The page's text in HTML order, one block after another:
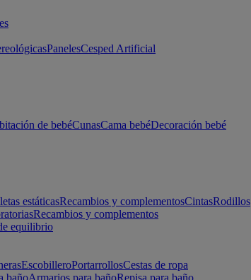
PanelesCesped Artificial
de bebéCunasCama bebéDecoración bebé
estáticasRecambios y complementosCintasRodillos
Recambios y complementos
equilibrio
EscobilleroPortarrollosCestas de ropa
bañoArmarios para bañoRepisa para baño